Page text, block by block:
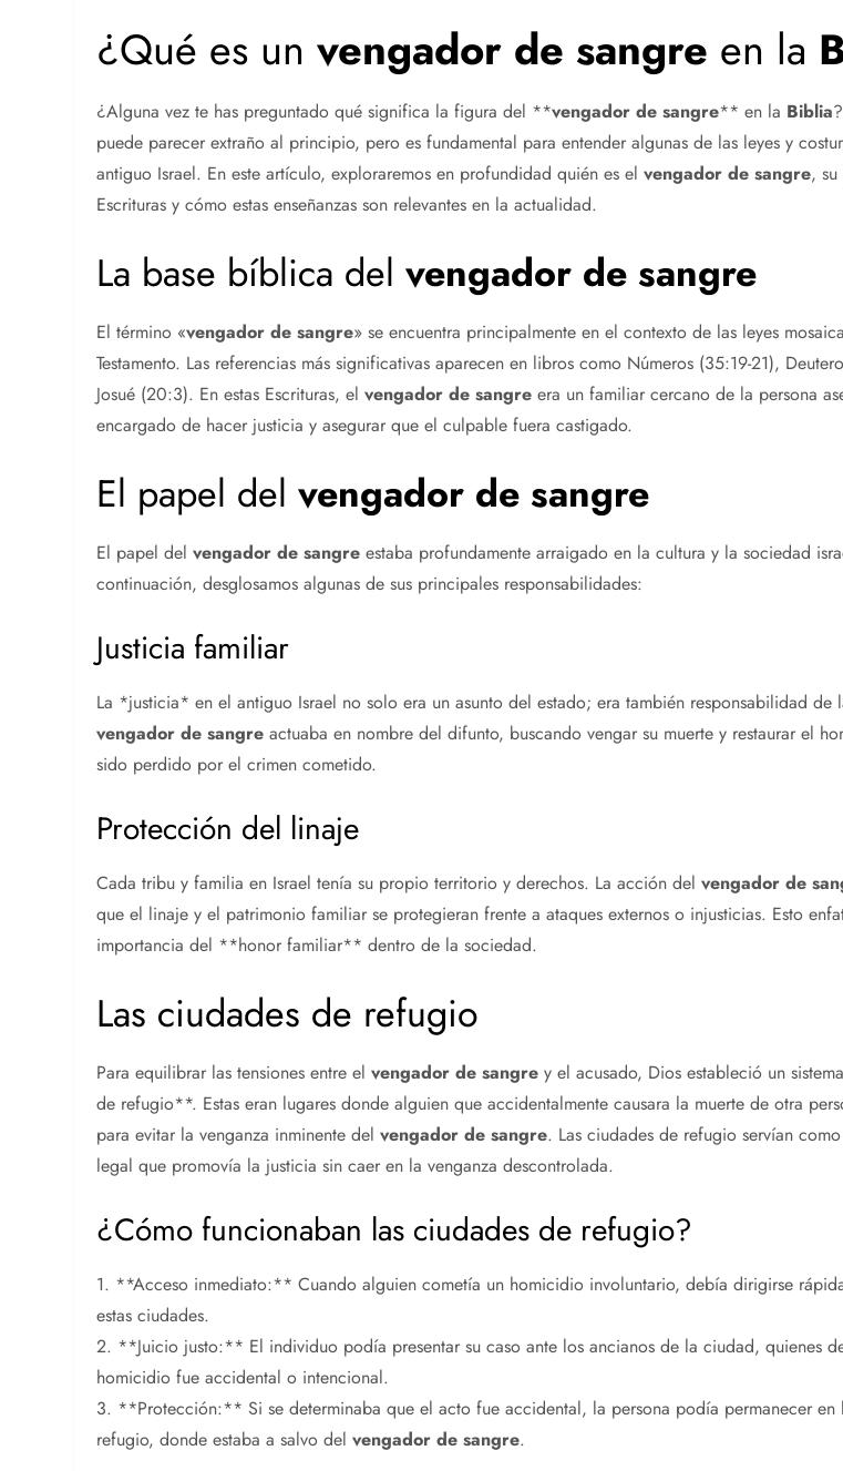
¿Qué es unvengador de sangre en la
¿Alguna vez te has preguntado qué significa la figura del **vengador de sangre** en la Biblia
puede parecer extraño al principio, pero es fundamental para entender algunas de las leyes y
antiguo Israel. En este artículo, exploraremos en profundidad quién es elvengador de sangre,
Escrituras y cómo estas enseñanzas son relevantes en la actualidad.
La base bíblica delvengador de sangre
El término «vengador de sangre» se encuentra principalmente en el contexto de las leyes
Testamento. Las referencias más significativas aparecen en libros como Números (35:19-21),
Josué (20:3). En estas Escrituras, elvengador de sangre era un familiar cercano de la persona
encargado de hacer justicia y asegurar que el culpable fuera castigado.
El papel delvengador de sangre
El papel delvengador de sangre estaba profundamente arraigado en la cultura y la sociedad
continuación, desglosamos algunas de sus principales responsabilidades:
Justicia familiar
La *justicia* en el antiguo Israel no solo era un asunto del estado; era también responsabilidad de
vengador de sangre actuaba en nombre del difunto, buscando vengar su muerte y restaurar el
sido perdido por el crimen cometido.
Protección del linaje
Cada tribu y familia en Israel tenía su propio territorio y derechos. La acción delvengador de
que el linaje y el patrimonio familiar se protegieran frente a ataques externos o injusticias. Esto
importancia del **honor familiar** dentro de la sociedad.
Las ciudades de refugio
Para equilibrar las tensiones entre elvengador de sangre y el acusado, Dios estableció un
de refugio**. Estas eran lugares donde alguien que accidentalmente causara la muerte de otra
para evitar la venganza inminente delvengador de sangre. Las ciudades de refugio servían
legal que promovía la justicia sin caer en la venganza descontrolada.
¿Cómo funcionaban las ciudades de refugio?
1. **Acceso inmediato:** Cuando alguien cometía un homicidio involuntario, debía dirigirse
estas ciudades.
2. **Juicio justo:** El individuo podía presentar su caso ante los ancianos de la ciudad, quienes
homicidio fue accidental o intencional.
3. **Protección:** Si se determinaba que el acto fue accidental, la persona podía permanecer en
refugio, donde estaba a salvo delvengador de sangre.